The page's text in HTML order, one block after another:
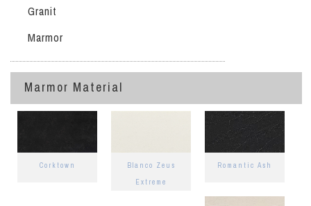
Granit
Marmor
Marmor Material
Corktown
Blanco Zeus
Extreme
Romantic Ash